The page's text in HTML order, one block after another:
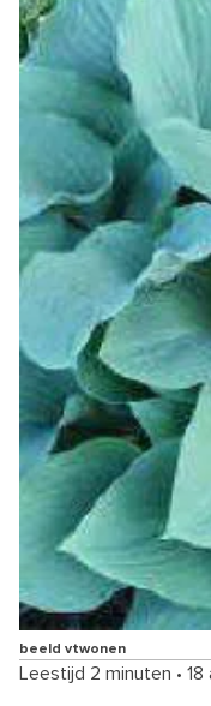
beeld vtwonen
Leestijd 2 minuten • 18